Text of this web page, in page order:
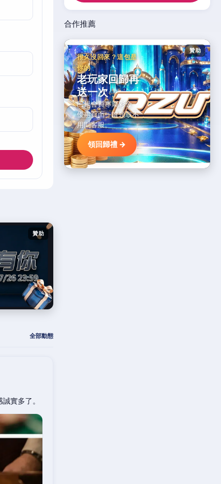
贊助
全部動態
實多了。
合作推薦
贊助
很久沒回來？這包是
你的
老玩家回歸再
送一次
回鍋會員專屬彩金，
優惠頁面一鍵領取不
用問客服。
領回歸禮 →